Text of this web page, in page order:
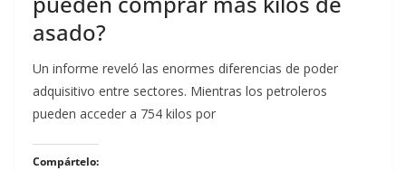
asado?
Un informe reveló las enormes diferencias de poder
adquisitivo entre sectores. Mientras los petroleros
pueden acceder a 754 kilos por
Compártelo: